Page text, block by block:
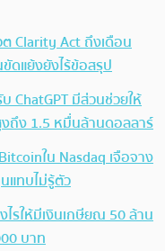
Clarity Act ถึงเดือน
ดแย้งยังไร้ข้อสรุป
ChatGPT มีส่วนช่วยให้
ถึง 1.5 หมื่นล้านดอลลาร์
ใน Nasdaq เจือจาง
แทบไม่รู้ตัว
รให้มีเงินเกษียณ 50 ล้าน
บาท